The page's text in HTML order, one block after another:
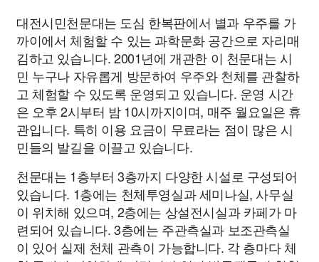
대전시민천문대는 도심 한복판에서 별과 우주를 가
까이에서 체험할 수 있는 과학문화 공간으로 자리매
김하고 있습니다. 2001년에 개관한 이 천문대는 시
민 누구나 자유롭게 방문하여 우주와 천체를 관찰하
고 체험할 수 있도록 운영되고 있습니다. 운영 시간
은 오후 2시부터 밤 10시까지이며, 매주 월요일은 휴
관입니다. 특히 이용 요금이 무료라는 점이 많은 시
민들의 발길을 이끌고 있습니다.
천문대는 1층부터 3층까지 다양한 시설로 구성되어
있습니다. 1층에는 천체투영실과 세미나실, 사무실
이 위치해 있으며, 2층에는 상설전시실과 카페가 마
련되어 있습니다. 3층에는 주관측실과 보조관측실
이 있어 실제 천체 관측이 가능합니다. 각 층마다 체